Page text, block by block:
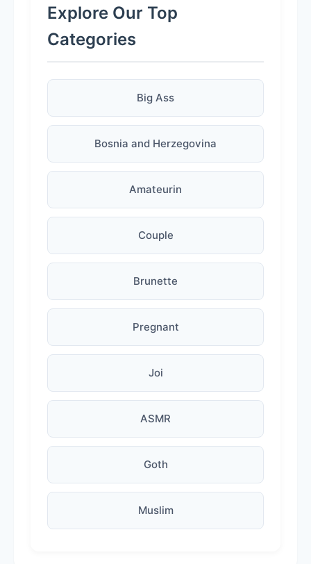
Explore Our Top
Categories
Big Ass
Bosnia and Herzegovina
Amateurin
Couple
Brunette
Pregnant
Joi
ASMR
Goth
Muslim